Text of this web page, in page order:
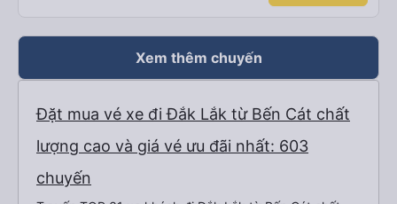
Xem thêm chuyến
Đặt mua vé xe đi Đắk Lắk từ Bến Cát chất
lượng cao và giá vé ưu đãi nhất: 603
chuyến